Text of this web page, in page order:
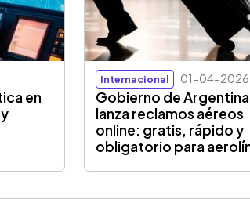
en
Internacional 01-04-2026
Gobierno de Argentina
lanza reclamos aéreos
online: gratis, rápido y
obligatorio para